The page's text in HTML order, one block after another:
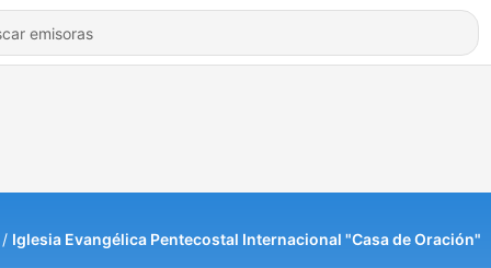
Iglesia Evangélica Pentecostal Internacional "Casa de Oración"